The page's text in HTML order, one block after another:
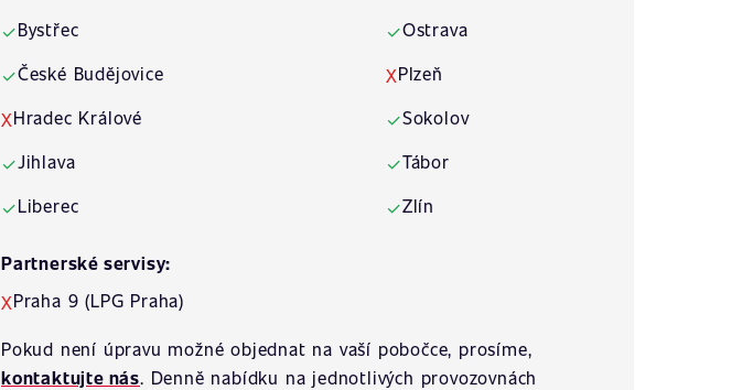
✓Bystřec
✓České Budějovice
XHradec Králové
✓Jihlava
✓Liberec
✓Ostrava
XPlzeň
✓Sokolov
✓Tábor
✓Zlín
Partnerské servisy:
XPraha 9 (LPG Praha)
Pokud není úpravu možné objednat na vaší pobočce, prosíme,
kontaktujte nás. Denně nabídku na jednotlivých provozovnách